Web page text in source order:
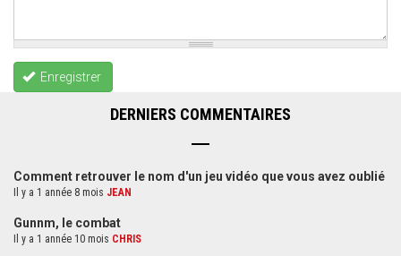
Enregistrer
DERNIERS COMMENTAIRES
Comment retrouver le nom d'un jeu vidéo que vous avez oublié
Il y a 1 année 8 mois JEAN
Gunnm, le combat
Il y a 1 année 10 mois CHRIS